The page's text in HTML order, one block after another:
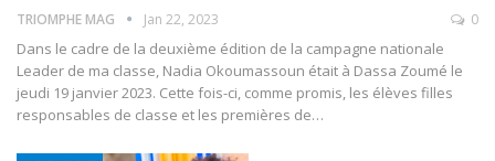
TRIOMPHE MAG Jan 22, 2023 0
Dans le cadre de la deuxième édition de la campagne nationale
Leader de ma classe, Nadia Okoumassoun était à Dassa Zoumé le
jeudi 19 janvier 2023. Cette fois-ci, comme promis, les élèves filles
responsables de classe et les premières de…